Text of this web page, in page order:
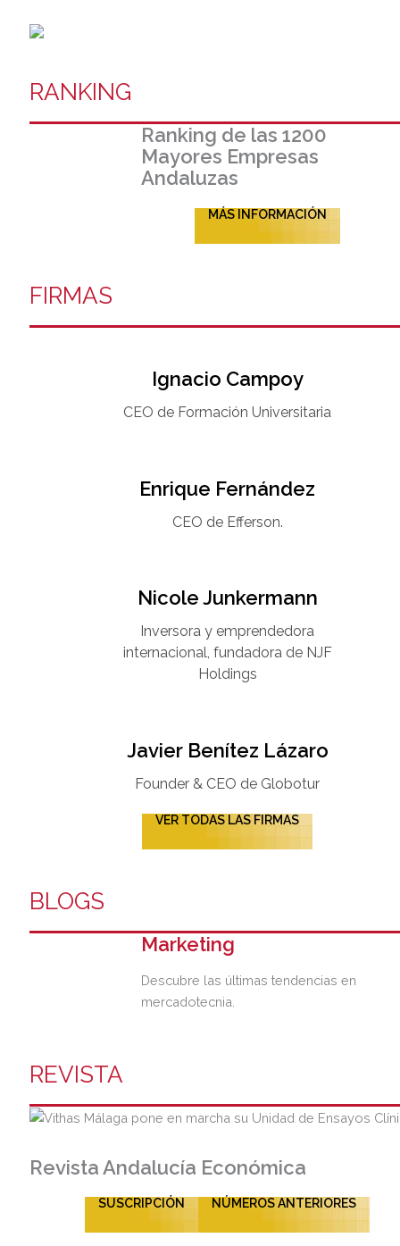
RANKING
Ranking de las 1200
Mayores Empresas
Andaluzas
MÁS INFORMACIÓN
FIRMAS
Ignacio Campoy​
CEO de Formación Universitaria​
Enrique Fernández
CEO de Efferson.
Nicole Junkermann​
Inversora y emprendedora
internacional, fundadora de NJF
Holdings
Javier Benítez Lázaro
Founder & CEO de Globotur​
VER TODAS LAS FIRMAS
BLOGS
Marketing
Descubre las últimas tendencias en
mercadotecnia.
REVISTA
Revista Andalucía Económica
SUSCRIPCIÓN NÚMEROS ANTERIORES